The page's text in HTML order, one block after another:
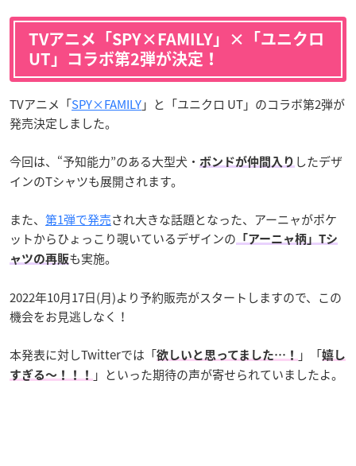
TVアニメ「SPY×FAMILY」×「ユニクロ
UT」コラボ第2弾が決定！
TVアニメ「SPY×FAMILY」と「ユニクロ UT」のコラボ第2弾が
発売決定しました。
今回は、“予知能力”のある大型犬・ ボンドが仲間入り したデザ
インのTシャツも展開されます。
また、 第1弾で発売され大きな話題となった、アーニャがポケ
ットからひょっこり覗いているデザインの 「アーニャ柄」Tシ
ャツの再販も実施。
2022年10月17日(月)より予約販売がスタートしますので、この
機会をお見逃しなく！
本発表に対しTwitterでは「欲しいと思ってました…！ 」「嬉し
すぎる〜！！！
」といった期待の声が寄せられていましたよ。